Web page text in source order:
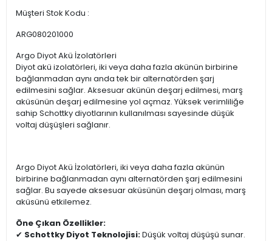
Müşteri Stok Kodu :
ARG080201000
Argo Diyot Akü İzolatörleri
Diyot akü izolatörleri, iki veya daha fazla akünün birbirine
bağlanmadan aynı anda tek bir alternatörden şarj
edilmesini sağlar. Aksesuar akünün deşarj edilmesi, marş
aküsünün deşarj edilmesine yol açmaz. Yüksek verimliliğe
sahip Schottky diyotlarının kullanılması sayesinde düşük
voltaj düşüşleri sağlanır.
Argo Diyot Akü İzolatörleri, iki veya daha fazla akünün
birbirine bağlanmadan aynı alternatörden şarj edilmesini
sağlar. Bu sayede aksesuar aküsünün deşarj olması, marş
aküsünü etkilemez.
Öne Çıkan Özellikler:
✔ Schottky Diyot Teknolojisi:Düşük voltaj düşüşü sunar.